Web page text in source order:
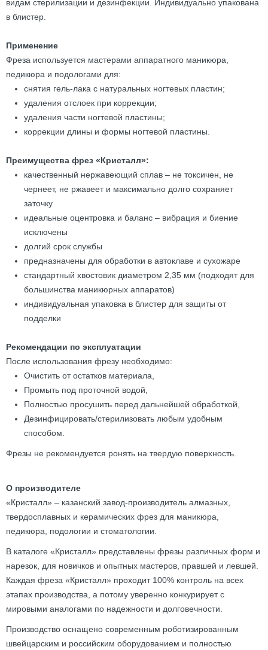
видам стерилизации и дезинфекции. Индивидуально упакована
в блистер.
Применение
Фреза используется мастерами аппаратного маникюра,
педикюра и подологами для:
снятия гель-лака с натуральных ногтевых пластин;
удаления отслоек при коррекции;
удаления части ногтевой пластины;
коррекции длины и формы ногтевой пластины.
Преимущества фрез «Кристалл»:
качественный нержавеющий сплав – не токсичен, не
чернеет, не ржавеет и максимально долго сохраняет
заточку
идеальные оцентровка и баланс – вибрация и биение
исключены
долгий срок службы
предназначены для обработки в автоклаве и сухожаре
стандартный хвостовик диаметром 2,35 мм (подходят для
большинства маникюрных аппаратов)
индивидуальная упаковка в блистер для защиты от
подделки
Рекомендации по эксплуатации
После использования фрезу необходимо:
Очистить от остатков материала,
Промыть под проточной водой,
Полностью просушить перед дальнейшей обработкой,
Дезинфицировать/стерилизовать любым удобным
способом.
Фрезы не рекомендуется ронять на твердую поверхность.
О производителе
«Кристалл» – казанский завод-производитель алмазных,
твердосплавных и керамических фрез для маникюра,
педикюра, подологии и стоматологии.
В каталоге «Кристалл» представлены фрезы различных форм и
нарезок, для новичков и опытных мастеров, правшей и левшей.
Каждая фреза «Кристалл» проходит 100% контроль на всех
этапах производства, а потому уверенно конкурирует с
мировыми аналогами по надежности и долговечности.
Производство оснащено современным роботизированным
швейцарским и российским оборудованием и полностью